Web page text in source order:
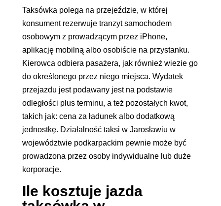
Taksówka polega na przejeździe, w której
konsument rezerwuje tranzyt samochodem
osobowym z prowadzącym przez iPhone,
aplikację mobilną albo osobiście na przystanku.
Kierowca odbiera pasażera, jak również wiezie go
do określonego przez niego miejsca. Wydatek
przejazdu jest podawany jest na podstawie
odległości plus terminu, a też pozostałych kwot,
takich jak: cena za ładunek albo dodatkową
jednostkę. Działalność taksi w Jarosławiu w
województwie podkarpackim pewnie może być
prowadzona przez osoby indywidualne lub duże
korporacje.
Ile kosztuje jazda